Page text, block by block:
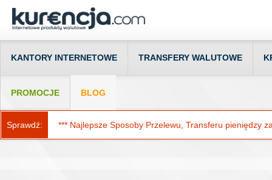
KANTORY INTERNETOWE TRANSFERY WALUTOWE
PROMOCJE BLOG
Sprawdź: *** Najlepsze Sposoby Przelewu, Transferu pieniędzy